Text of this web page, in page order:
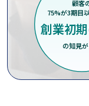
顧客
75%が3期目
創業初
の知見